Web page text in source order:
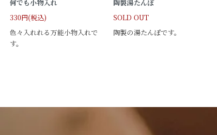
何でも小物入れ
330円(税込)
色々入れれる万能小物入れで
す。
陶製湯たんぽ
SOLD OUT
陶製の湯たんぽです。